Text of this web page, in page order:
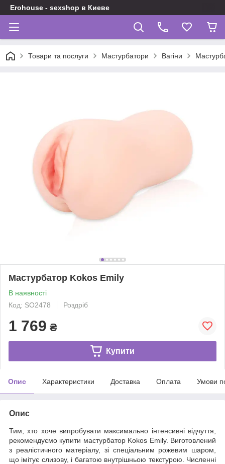
Erohouse - sexshop в Киеве
Товари та послуги Мастурбатори Вагіни
Мастурбатор Kokos Emily
В наявності
Код: SO2478
Роздріб
1 769 ₴
Купити
Опис Характеристики Доставка Оплата Умови
Опис
Тим, хто хоче випробувати максимально інтенсивні відчуття,
рекомендуємо купити мастурбатор Kokos Emily. Виготовлений
з реалістичного матеріалу, зі спеціальним рожевим шаром,
що імітує слизову, і багатою внутрішньою текстурою. Численні